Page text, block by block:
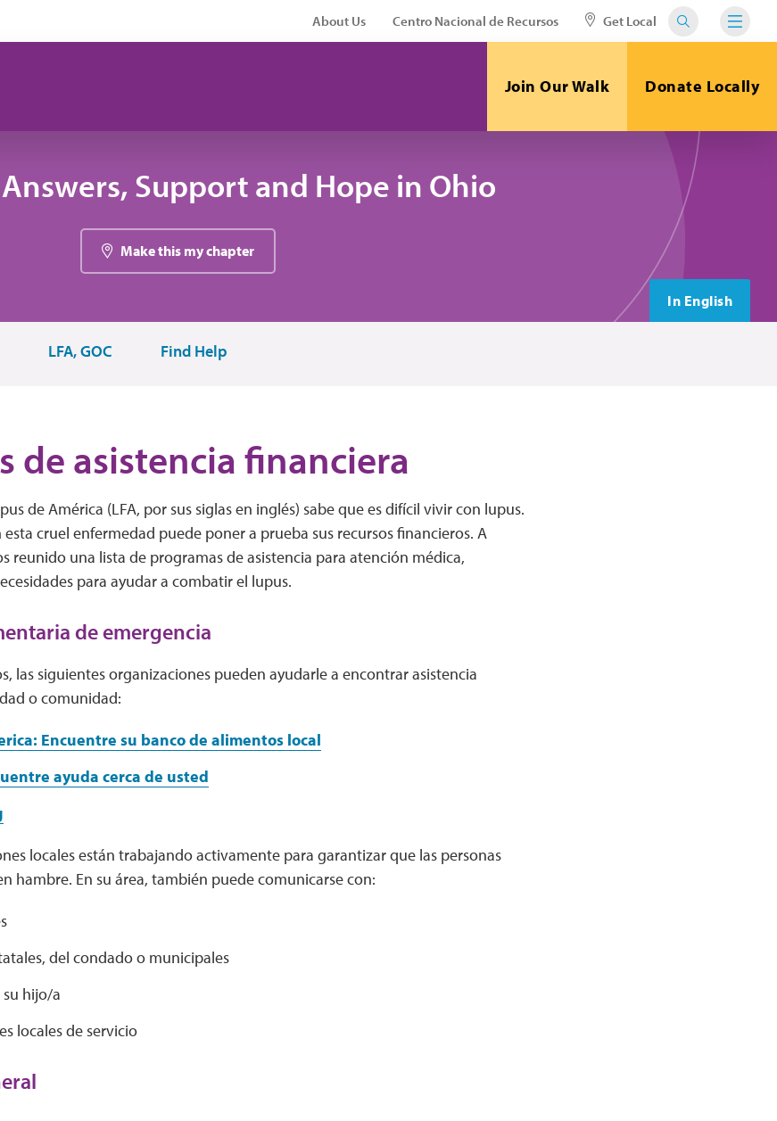
About Us Centro Nacional de Recursos Get Local
Join Our Walk Donate Locally
Support and Hope in Ohio
Make this my chapter
In English
LFA, GOC Find Help
de asistencia financiera
de América (LFA, por sus siglas en inglés) sabe que es difícil vivir con lupus.
cruel enfermedad puede poner a prueba sus recursos financieros. A
reunido una lista de programas de asistencia para atención médica,
para ayudar a combatir el lupus.
de emergencia
las siguientes organizaciones pueden ayudarle a encontrar asistencia
o comunidad:
Encuentre su banco de alimentos local
ayuda cerca de usted
locales están trabajando activamente para garantizar que las personas
hambre. En su área, también puede comunicarse con:
del condado o municipales
su hijo/a
locales de servicio